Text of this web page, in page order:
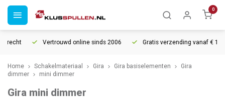
0
Vertrouwd online sinds 2006 Gratis verzending vanaf € 150
Home Schakelmateriaal Gira Gira basiselementen
Gira
dimmer
mini dimmer
Gira mini dimmer